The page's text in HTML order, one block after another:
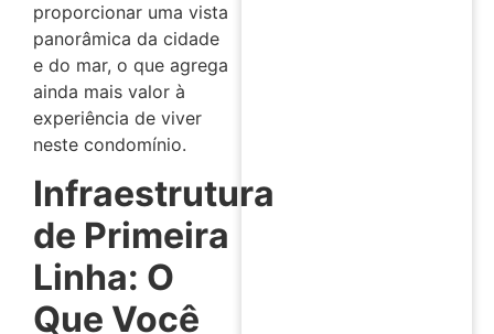
proporcionar uma vista
panorâmica da cidade
e do mar, o que agrega
ainda mais valor à
experiência de viver
neste condomínio.
Infraestrutura
de Primeira
Linha: O
Que Você